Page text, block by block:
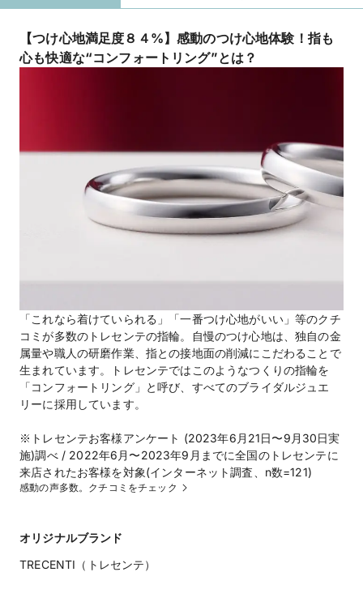
【つけ心地満足度８４%】感動のつけ心地体験！指も
心も快適な“コンフォートリング”とは？
「これなら着けていられる」「一番つけ心地がいい」等のクチ
コミが多数のトレセンテの指輪。自慢のつけ心地は、独自の金
属量や職人の研磨作業、指との接地面の削減にこだわることで
生まれています。トレセンテではこのようなつくりの指輪を
「コンフォートリング」と呼び、すべてのブライダルジュエ
リーに採用しています。
※トレセンテお客様アンケート (2023年6月21日〜9月30日実
施)調べ / 2022年6月〜2023年9月までに全国のトレセンテに
来店されたお客様を対象(インターネット調査、n数=121)
感動の声多数。クチコミをチェック
オリジナルブランド
TRECENTI（トレセンテ）